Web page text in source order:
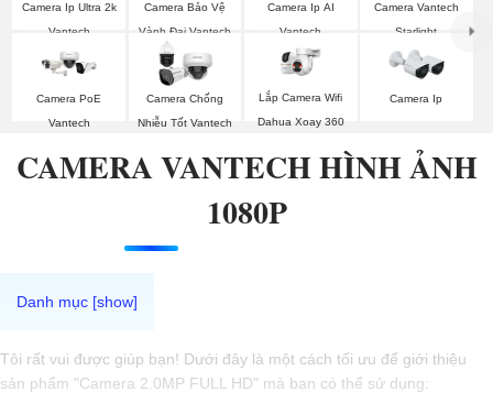
Camera Ip Ultra 2k
Vantech
Camera Bảo Vệ
Vành Đai Vantech
Camera Ip AI
Vantech
Camera Vantech
Starlight
Camera PoE
Vantech
Camera Chống
Nhiễu Tốt Vantech
Lắp Camera Wifi
Dahua Xoay 360
Camera Ip
CAMERA VANTECH HÌNH ẢNH
1080P
Tôi rất vui được giúp bạn! Dưới đây là một cách tối ưu để giới thiệu
sản phẩm "Camera 2.0MP FULL HD" mà bạn có thể sử dụng: